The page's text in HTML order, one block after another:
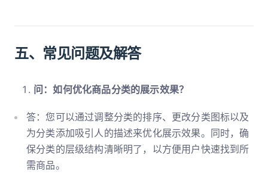
五、常见问题及解答
问：如何优化商品分类的展示效果？
答：您可以通过调整分类的排序、更改分类图标以及
为分类添加吸引人的描述来优化展示效果。同时，确
保分类的层级结构清晰明了，以方便用户快速找到所
需商品。